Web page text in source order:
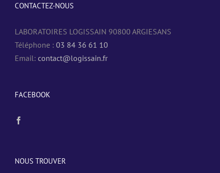
CONTACTEZ-NOUS
LABORATOIRES LOGISSAIN 90800 ARGIESANS
Téléphone : 03 84 36 61 10
Email: contact@logissain.fr
FACEBOOK
NOUS TROUVER